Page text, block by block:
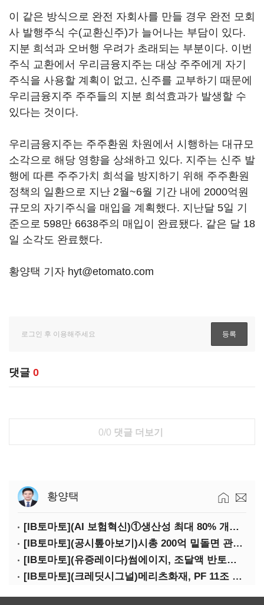
이 같은 방식으로 완전 자회사를 만들 경우 완전 모회
사 발행주식 수(교환신주)가 늘어나는 부담이 있다.
지분 희석과 오버행 우려가 초래되는 부분이다. 이번
주식 교환에서 우리금융지주는 대상 주주에게 자기
주식을 사용할 계획이 없고, 신주를 교부하기 때문에
우리금융지주 주주들의 지분 희석효과가 발생할 수
있다는 것이다.
우리금융지주는 주주환원 차원에서 시행하는 대규모
소각으로 해당 영향을 상쇄하고 있다. 지주는 신주 발
행에 따른 주주가치 희석을 방지하기 위해 주주환원
정책의 일환으로 지난 2월~6월 기간 내에 2000억원
규모의 자기주식을 매입을 계획했다. 지난달 5일 기
준으로 598만 6638주의 매입이 완료됐다. 같은 달 18
일 소각도 완료했다.
황양택 기자 hyt@etomato.com
댓글 0
0/0 댓글 더보기
황양택
[IB토마토](AI 보험혁신)①생산성 최대 80% 개선…현실은 '실행 격차'
[IB토마토](공시톺아보기)시총 200억 밑돌면 관리종목…상폐 피하려면
[IB토마토](유증레이다)썸에이지, 조달액 반토막…시총 200억 못 넘으면 철회
[IB토마토](크레딧시그널)메리츠화재, PF 11조 노출…부동산 사업성 저하 우려